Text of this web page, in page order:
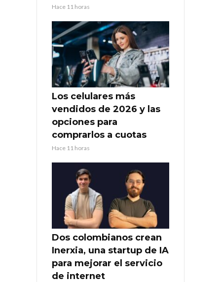
Hace 11 horas
Los celulares más
vendidos de 2026 y las
opciones para
comprarlos a cuotas
Hace 11 horas
Dos colombianos crean
Inerxia, una startup de IA
para mejorar el servicio
de internet